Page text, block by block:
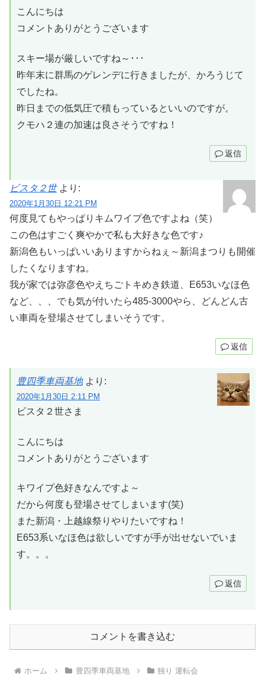
こんにちは
コメントありがとうございます
スキー場が厳しいですね～･･･
昨年末に群馬のゲレンデに行きましたが、かろうじて
でしたね。
昨日までの低気圧で積もっているといいのですが。
クモハ２連の加速は良さそうですね！
返信
ビスタ２世 より:
2020年1月30日 12:21 PM
何度見てもやっぱりキムワイプ色ですよね（笑）
この色はすごく爽やかで私も大好きな色です♪
新潟色もいっぱいいありますからねぇ～新潟まつりも開催
したくなりますね。
我が家では弥彦色やえちごトキめき鉄道、E653いなほ色
など、、、でも気が付いたら485-3000やら、どんどん古
い車両を登場させてしまいそうです。
返信
豊四季車両基地 より:
2020年1月30日 2:11 PM
ビスタ２世さま
こんにちは
コメントありがとうございます
キワイプ色好きなんですよ～
だから何度も登場させてしまいます(笑)
また新潟・上越線祭りやりたいですね！
E653系いなほ色は欲しいですが手が出せないでいま
す。。。
返信
コメントを書き込む
ホーム 豊四季車両基地 独り 運転会